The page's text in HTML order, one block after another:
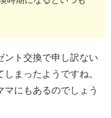
ント交換で申し訳ない
まったようですね。
にもあるのでしょう